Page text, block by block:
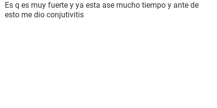
Es q es muy fuerte y ya esta ase mucho tiempo y ante de
esto me dio conjutivitis